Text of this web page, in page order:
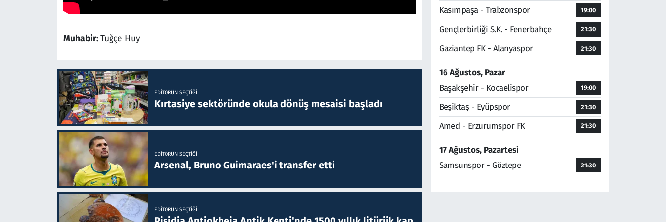
Muhabir:Tuğçe Huy
EDITÖRÜN SEÇTIĞI
Kırtasiye sektöründe okula dönüş mesaisi başladı
EDITÖRÜN SEÇTIĞI
Arsenal, Bruno Guimaraes'i transfer etti
EDITÖRÜN SEÇTIĞI
Kasımpaşa - Trabzonspor 19:00
Gençlerbirliği S.K. - Fenerbahçe 21:30
Gaziantep FK - Alanyaspor 21:30
16 Ağustos, Pazar
Başakşehir - Kocaelispor
19:00
Beşiktaş - Eyüpspor 21:30
Amed - Erzurumspor FK 21:30
17 Ağustos, Pazartesi
Samsunspor - Göztepe
21:30